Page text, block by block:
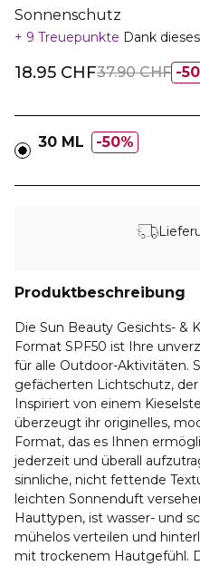
Sonnenschutz
9 Treuepunkte Dank
18.95 CHF37.90 CHF
30 ML 50%
Produktbeschreibung
Die Sun Beauty Gesichts- &
Format SPF50 ist Ihre
für alle Outdoor-Aktivitäten.
gefächerten Lichtschutz,
Inspiriert von einem
überzeugt ihr originelles,
Format, das es Ihnen
jederzeit und überall
sinnliche, nicht fettende
leichten Sonnenduft
Hauttypen, ist wasser- und
mühelos verteilen und
mit trockenem Hautgefühl.